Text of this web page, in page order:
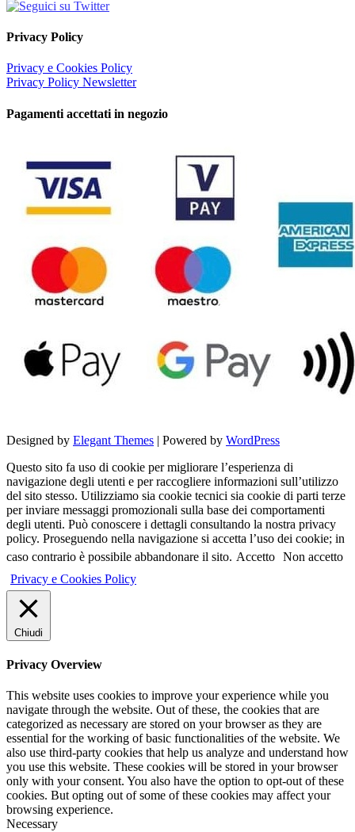
Privacy Policy
Privacy e Cookies Policy
Privacy Policy Newsletter
Pagamenti accettati in negozio
Designed by Elegant Themes | Powered by WordPress
Questo sito fa uso di cookie per migliorare l’esperienza di
navigazione degli utenti e per raccogliere informazioni sull’utilizzo
del sito stesso. Utilizziamo sia cookie tecnici sia cookie di parti terze
per inviare messaggi promozionali sulla base dei comportamenti
degli utenti. Può conoscere i dettagli consultando la nostra privacy
policy. Proseguendo nella navigazione si accetta l’uso dei cookie; in
caso contrario è possibile abbandonare il sito. Accetto Non accetto
Privacy e Cookies Policy
Chiudi
Privacy Overview
This website uses cookies to improve your experience while you
navigate through the website. Out of these, the cookies that are
categorized as necessary are stored on your browser as they are
essential for the working of basic functionalities of the website. We
also use third-party cookies that help us analyze and understand how
you use this website. These cookies will be stored in your browser
only with your consent. You also have the option to opt-out of these
cookies. But opting out of some of these cookies may affect your
browsing experience.
Necessary